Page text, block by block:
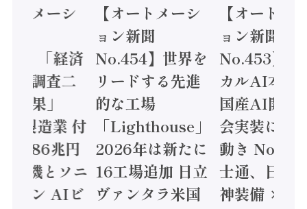
トメーシ
】「経済
態調査二
結果」
年製造業 付
額86兆円
電機とソニ
コン AIビ
【オートメーシ
ョン新聞
No.454】世界を
リードする先進
的な工場
「Lighthouse」
2026年は新たに
16工場追加 日立
ヴァンタラ米国
【オートメ
ョン新聞
No.453】フ
カルAI本格
国産AI開発
会実装に活
動き
士通、日立
神装備 ×